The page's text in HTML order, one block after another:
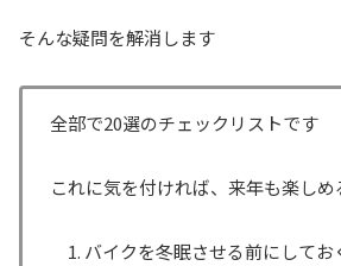
そんな疑問を解消します
全部で20選のチェックリストです
これに気を付ければ、来年も楽し
バイクを冬眠させる前にして